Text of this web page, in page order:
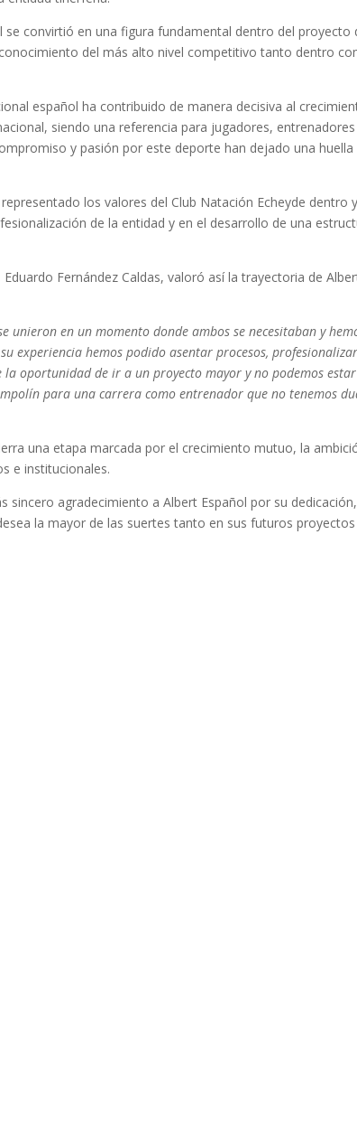
se convirtió en una figura fundamental dentro del proyecto
del más alto nivel competitivo tanto dentro
español ha contribuido de manera decisiva al
siendo una referencia para jugadores,
y pasión por este deporte han dejado una
los valores del Club Natación Echeyde dentro
de la entidad y en el desarrollo de una
Fernández Caldas, valoró así la trayectoria de
unieron en un momento donde ambos se necesitaban y
experiencia hemos podido asentar procesos,
oportunidad de ir a un proyecto mayor y no podemos
para una carrera como entrenador que no tenemos
una etapa marcada por el crecimiento mutuo, la
e institucionales.
sincero agradecimiento a Albert Español por su
la mayor de las suertes tanto en sus futuros